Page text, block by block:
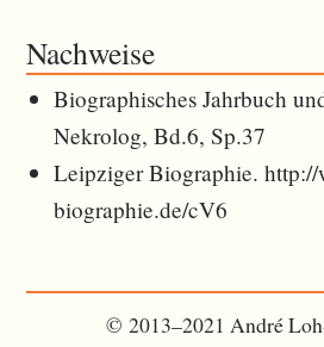
Nachweise
Biographisches Jahrbuch
Nekrolog, Bd.6, Sp.37
Leipziger Biographie.
biographie.de/cV6
© 2013–2021 André